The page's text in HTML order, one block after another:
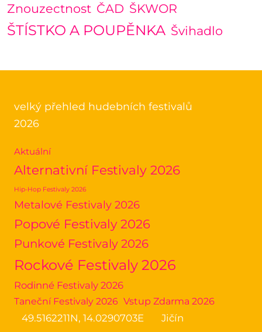
Znouzectnost ČAD ŠKWOR
ŠTÍSTKO A POUPĚNKA Švihadlo
velký přehled hudebních festivalů
2026
Aktuální
Alternativní Festivaly 2026
Hip-Hop Festivaly 2026
Metalové Festivaly 2026
Popové Festivaly 2026
Punkové Festivaly 2026
Rockové Festivaly 2026
Rodinné Festivaly 2026
Taneční Festivaly 2026 Vstup Zdarma 2026
49.5162211N, 14.0290703E
Jičín